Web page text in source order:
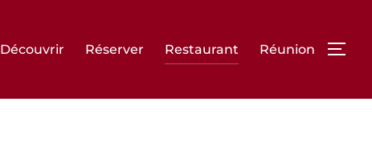
Découvrir Réserver Restaurant Réunion